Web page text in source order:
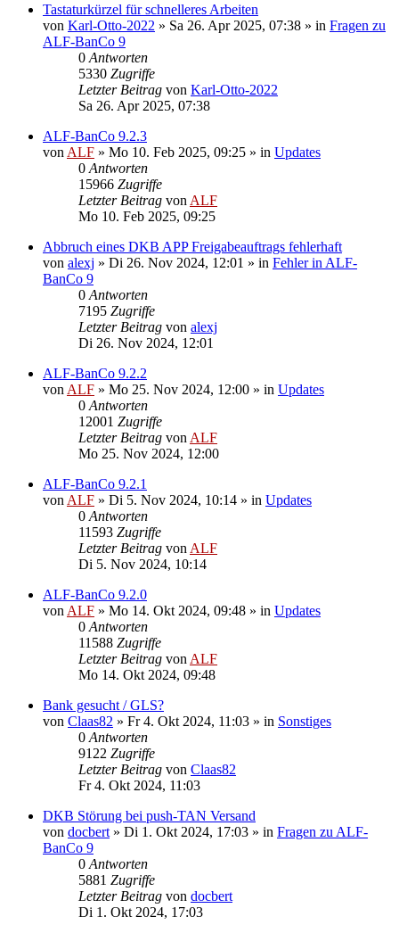
Tastaturkürzel für schnelleres Arbeiten
von Karl-Otto-2022 » Sa 26. Apr 2025, 07:38 » in Fragen zu
ALF-BanCo 9
0 Antworten
5330 Zugriffe
Letzter Beitrag von Karl-Otto-2022
Sa 26. Apr 2025, 07:38
ALF-BanCo 9.2.3
von ALF » Mo 10. Feb 2025, 09:25 » in Updates
0 Antworten
15966 Zugriffe
Letzter Beitrag von ALF
Mo 10. Feb 2025, 09:25
Abbruch eines DKB APP Freigabeauftrags fehlerhaft
von alexj » Di 26. Nov 2024, 12:01 » in Fehler in ALF-
BanCo 9
0 Antworten
7195 Zugriffe
Letzter Beitrag von alexj
Di 26. Nov 2024, 12:01
ALF-BanCo 9.2.2
von ALF » Mo 25. Nov 2024, 12:00 » in Updates
0 Antworten
12001 Zugriffe
Letzter Beitrag von ALF
Mo 25. Nov 2024, 12:00
ALF-BanCo 9.2.1
von ALF » Di 5. Nov 2024, 10:14 » in Updates
0 Antworten
11593 Zugriffe
Letzter Beitrag von ALF
Di 5. Nov 2024, 10:14
ALF-BanCo 9.2.0
von ALF » Mo 14. Okt 2024, 09:48 » in Updates
0 Antworten
11588 Zugriffe
Letzter Beitrag von ALF
Mo 14. Okt 2024, 09:48
Bank gesucht / GLS?
von Claas82 » Fr 4. Okt 2024, 11:03 » in Sonstiges
0 Antworten
9122 Zugriffe
Letzter Beitrag von Claas82
Fr 4. Okt 2024, 11:03
DKB Störung bei push-TAN Versand
von docbert » Di 1. Okt 2024, 17:03 » in Fragen zu ALF-
BanCo 9
0 Antworten
5881 Zugriffe
Letzter Beitrag von docbert
Di 1. Okt 2024, 17:03